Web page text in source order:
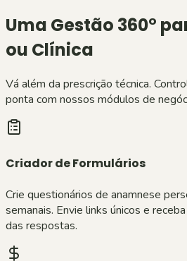
Uma Gestão 360°
ou Clínica
Vá além da prescrição técnica.
ponta com nossos módulos de
Criador de Formulários
Crie questionários de anamnese
semanais. Envie links únicos e
das respostas.